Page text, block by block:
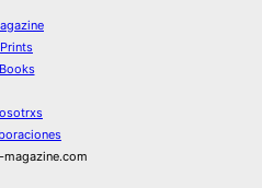
Prints
Books
magazine.com